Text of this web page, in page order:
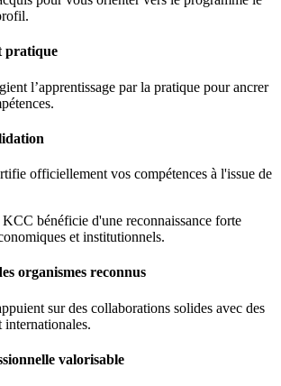
pratique
l’apprentissage par la pratique pour ancrer
officiellement vos compétences à l'issue de
bénéficie d'une reconnaissance forte
et institutionnels.
organismes reconnus
sur des collaborations solides avec des
internationales.
valorisable